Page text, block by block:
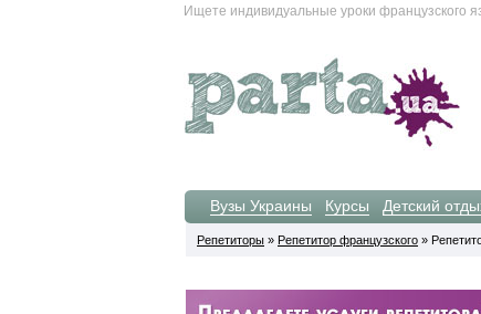
Ищете индивидуальные уроки французского
Вузы Украины Курсы Детский
Репетиторы » Репетитор французского »